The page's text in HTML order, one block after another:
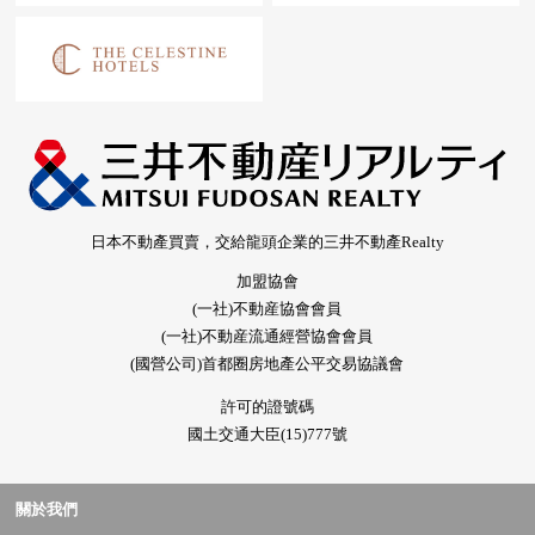
日本不動產買賣，交給龍頭企業的三井不動產Realty
加盟協會
(一社)不動産協會會員
(一社)不動産流通經營協會會員
(國營公司)首都圈房地產公平交易協議會
許可的證號碼
國土交通大臣(15)777號
關於我們